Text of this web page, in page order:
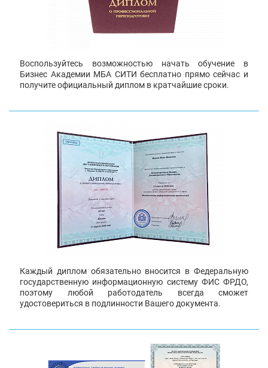
Воспользуйтесь возможностью начать обучение в
Бизнес Академии МБА СИТИ бесплатно прямо сейчас и
получите официальный диплом в кратчайшие сроки.
Каждый диплом обязательно вносится в Федеральную
государственную информационную систему ФИС ФРДО,
поэтому любой работодатель всегда сможет
удостовериться в подлинности Вашего документа.